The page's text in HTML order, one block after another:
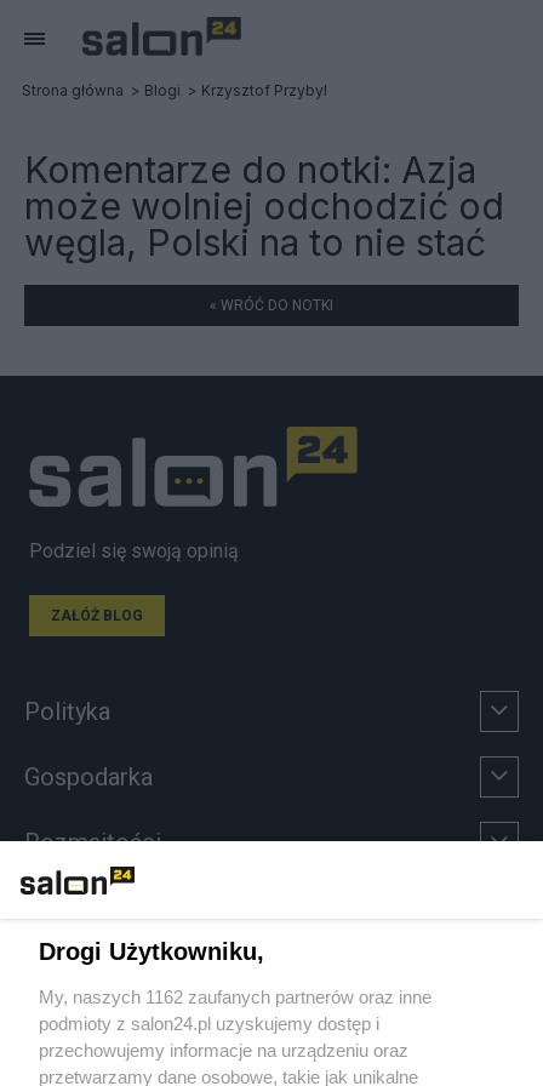
Strona główna Blogi Krzysztof Przybyl
Komentarze do notki: Azja
może wolniej odchodzić od
węgla, Polski na to nie stać
« WRÓĆ DO NOTKI
Podziel się swoją opinią
ZAŁÓŻ BLOG
Polityka
Gospodarka
Rozmaitości
Sport
Społeczeństwo
Drogi Użytkowniku,
My, naszych 1162 zaufanych partnerów oraz inne
podmioty z salon24.pl uzyskujemy dostęp i
przechowujemy informacje na urządzeniu oraz
przetwarzamy dane osobowe, takie jak unikalne